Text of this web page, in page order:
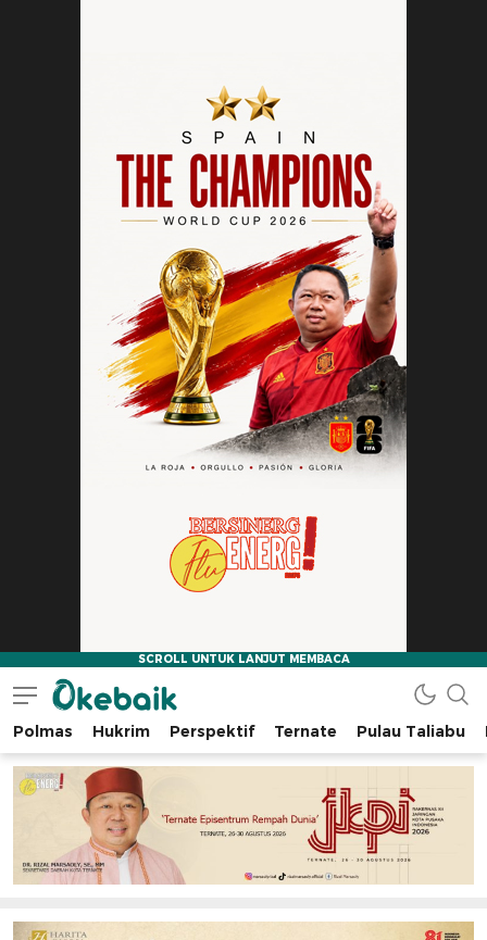
Okebaik.id
Baiknya Dibaca
Polmas Hukrim Perspektif Ternate Pulau Taliabu